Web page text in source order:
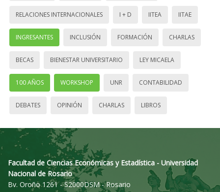
RELACIONES INTERNACIONALES I + D IITEA IITAE
INGRESANTES INCLUSIÓN FORMACIÓN CHARLAS
BECAS BIENESTAR UNIVERSITARIO LEY MICAELA
100 AÑOS WORKSHOP UNR CONTABILIDAD
DEBATES OPINIÓN CHARLAS LIBROS
Facultad de Ciencias Económicas y Estadística - Universidad
Nacional de Rosario
Bv. Oroño 1261 - S2000DSM - Rosario